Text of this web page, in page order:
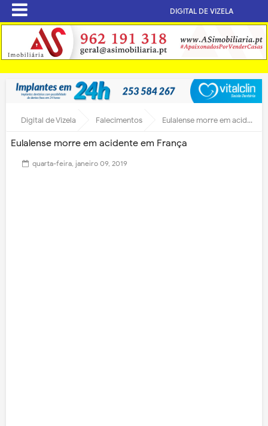
DIGITAL DE VIZELA
Digital de Vizela Falecimentos Eulalense morre em acidente em França
Eulalense morre em acidente em França
quarta-feira, janeiro 09, 2019